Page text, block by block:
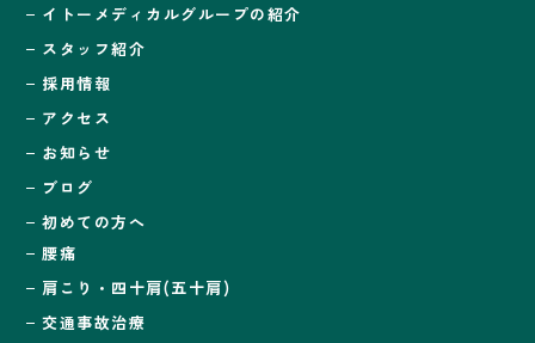
イトーメディカルグループの紹介
スタッフ紹介
採用情報
アクセス
お知らせ
ブログ
初めての方へ
腰痛
肩こり・四十肩(五十肩)
交通事故治療